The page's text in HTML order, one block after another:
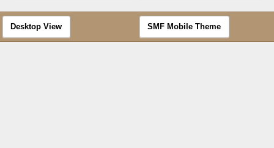
Desktop View SMF Mobile Theme